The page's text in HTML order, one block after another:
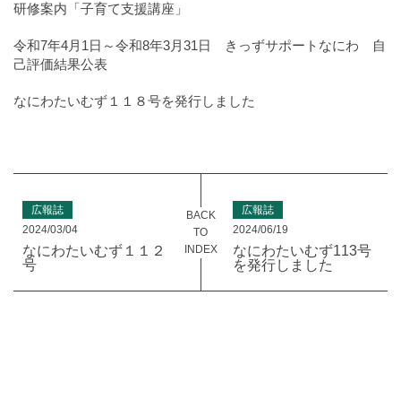
研修案内「子育て支援講座」
令和7年4月1日～令和8年3月31日 きっずサポートなにわ 自
己評価結果公表
なにわたいむず１１８号を発行しました
広報誌
2024/03/04
なにわたいむず１１２
号
BACK
TO
INDEX
広報誌
2024/06/19
なにわたいむず113号
を発行しました